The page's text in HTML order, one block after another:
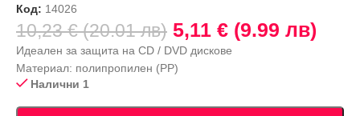
Код: 14026
10,23 € (20.01 лв) 5,11 € (9.99 лв)
Идеален за защита на CD / DVD дискове
Материал: полипропилен (PP)
Налични 1